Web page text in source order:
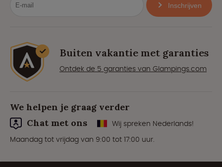
Inschrijven
Buiten vakantie met garanties
Ontdek de 5 garanties van Glampings.com
We helpen je graag verder
Chat met ons
Wij spreken Nederlands!
Maandag tot vrijdag van 9:00 tot 17:00 uur.